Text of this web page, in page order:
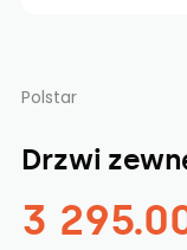
Polstar
Drzwi
3